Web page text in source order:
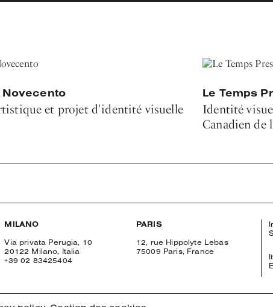
et projet d'identité visuelle
Le Temps
Identité
Canadien de
MILANO
Via privata Perugia, 10
20122 Milano, Italia
+39 02 83425404
PARIS
12, rue Hippolyte Lebas
75009 Paris, France